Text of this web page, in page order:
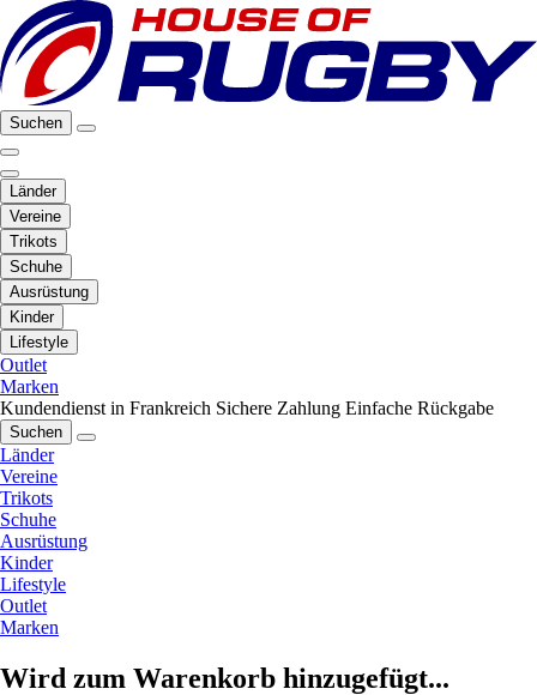
Suchen
Länder
Vereine
Trikots
Schuhe
Ausrüstung
Kinder
Lifestyle
Outlet
Marken
Kundendienst in Frankreich Sichere Zahlung Einfache Rückgabe
Suchen
Länder
Vereine
Trikots
Schuhe
Ausrüstung
Kinder
Lifestyle
Outlet
Marken
Wird zum Warenkorb hinzugefügt...